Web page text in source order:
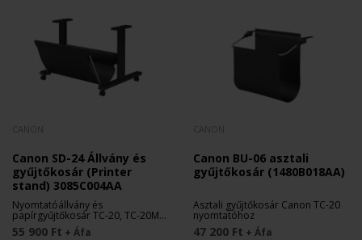
Canon SD-24 Állvány és
gyűjtőkosár (Printer
stand) 3085C004AA
Nyomtatóállvány és
papírgyűjtőkosár TC-20, TC-20M
és TM-240-es nyomtatókhoz.
55 900 Ft + Áfa
Canon BU-06 asztali
gyűjtőkosár (1480B018AA)
Asztali gyűjtőkosár Canon TC-20
nyomtatóhoz
47 200 Ft + Áfa